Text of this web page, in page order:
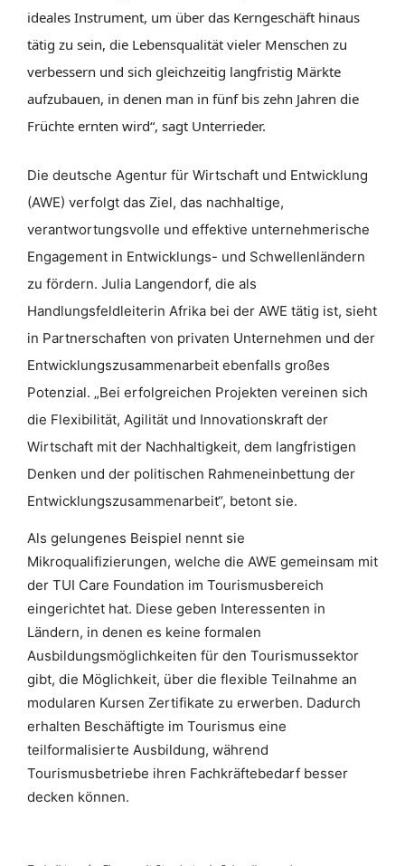
ideales Instrument, um über das Kerngeschäft hinaus
tätig zu sein, die Lebensqualität vieler Menschen zu
verbessern und sich gleichzeitig langfristig Märkte
aufzubauen, in denen man in fünf bis zehn Jahren die
Früchte ernten wird“, sagt Unterrieder.
Die deutsche Agentur für Wirtschaft und Entwicklung
(AWE) verfolgt das Ziel, das nachhaltige,
verantwortungsvolle und effektive unternehmerische
Engagement in Entwicklungs- und Schwellenländern
zu fördern. Julia Langendorf, die als
Handlungsfeldleiterin Afrika bei der AWE tätig ist, sieht
in Partnerschaften von privaten Unternehmen und der
Entwicklungszusammenarbeit ebenfalls großes
Potenzial. „Bei erfolgreichen Projekten vereinen sich
die Flexibilität, Agilität und Innovationskraft der
Wirtschaft mit der Nachhaltigkeit, dem langfristigen
Denken und der politischen Rahmeneinbettung der
Entwicklungszusammenarbeit“, betont sie.
Als gelungenes Beispiel nennt sie
Mikroqualifizierungen, welche die AWE gemeinsam mit
der TUI Care Foundation im Tourismusbereich
eingerichtet hat. Diese geben Interessenten in
Ländern, in denen es keine formalen
Ausbildungsmöglichkeiten für den Tourismussektor
gibt, die Möglichkeit, über die flexible Teilnahme an
modularen Kursen Zertifikate zu erwerben. Dadurch
erhalten Beschäftigte im Tourismus eine
teilformalisierte Ausbildung, während
Tourismusbetriebe ihren Fachkräftebedarf besser
decken können.